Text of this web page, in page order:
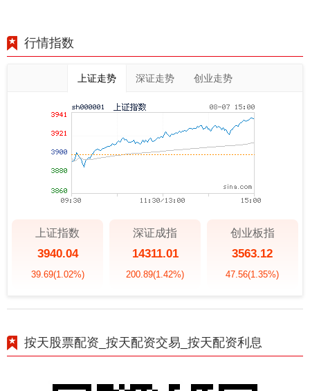
行情指数
上证走势 深证走势 创业走势
上证指数
3940.04
39.69(1.02%)
深证成指
14311.01
200.89(1.42%)
创业板指
3563.12
47.56(1.35%)
按天股票配资_按天配资交易_按天配资利息